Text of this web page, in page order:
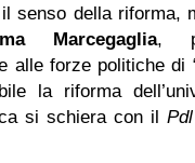
senso della riforma,
Marcegaglia,
alle forze politiche di
la riforma
si schiera con il Pdl